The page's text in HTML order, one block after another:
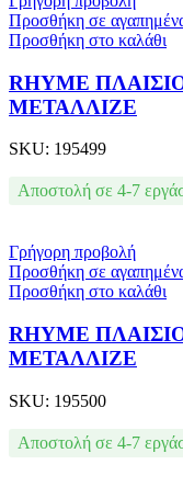
Προσθήκη σε
Προσθήκη στο καλάθι
RHYME
ΜΕΤΑΛΛΙΖΕ
SKU: 195499
Αποστολή σε 4-7
Γρήγορη προβολή
Προσθήκη σε
Προσθήκη στο καλάθι
RHYME
ΜΕΤΑΛΛΙΖΕ
SKU: 195500
Αποστολή σε 4-7